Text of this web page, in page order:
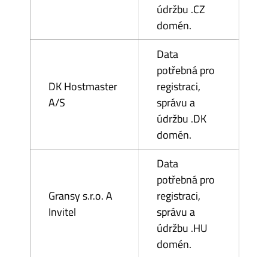
údržbu .CZ
domén.
DK Hostmaster
A/S
Data
potřebná pro
registraci,
správu a
údržbu .DK
domén.
Gransy s.r.o. A
Invitel
Data
potřebná pro
registraci,
správu a
údržbu .HU
domén.